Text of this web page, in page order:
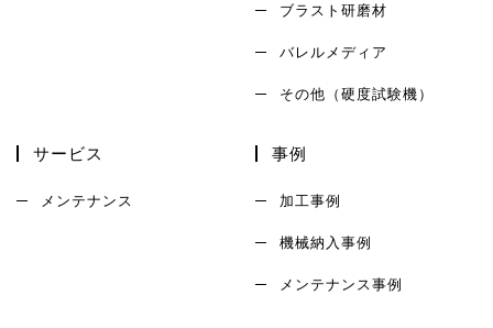
ブラスト研磨材
バレルメディア
その他（硬度試験機）
サービス
メンテナンス
事例
加工事例
機械納入事例
メンテナンス事例